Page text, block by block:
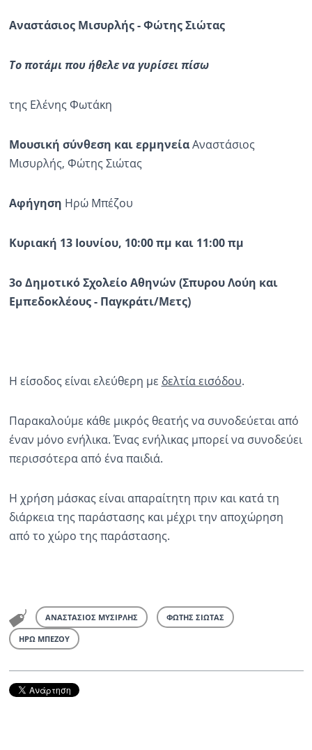
Αναστάσιος Μισυρλής - Φώτης Σιώτας
Το ποτάμι που ήθελε να γυρίσει πίσω
της Ελένης Φωτάκη
Μουσική σύνθεση και ερμηνείαΑναστάσιος
Μισυρλής, Φώτης Σιώτας
Αφήγηση Ηρώ Μπέζου
Κυριακή 13 Ιουνίου, 10:00 πμ και 11:00 πμ
3ο Δημοτικό Σχολείο Αθηνών (Σπυρου Λούη και
Εμπεδοκλέους - Παγκράτι/Μετς)
Η είσοδος είναι ελεύθερη με δελτία εισόδου.
Παρακαλούμε κάθε μικρός θεατής να συνοδεύεται από
έναν μόνο ενήλικα. Ένας ενήλικας μπορεί να συνοδεύει
περισσότερα από ένα παιδιά.
Η χρήση μάσκας είναι απαραίτητη πριν και κατά τη
διάρκεια της παράστασης και μέχρι την αποχώρηση
από το χώρο της παράστασης.
ΑΝΑΣΤΑΣΙΟΣ ΜΥΣΙΡΛΗΣ ΦΩΤΗΣ ΣΙΩΤΑΣ
ΗΡΩ ΜΠΕΖΟΥ